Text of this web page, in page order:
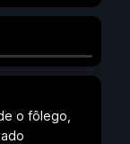
o fôlego,